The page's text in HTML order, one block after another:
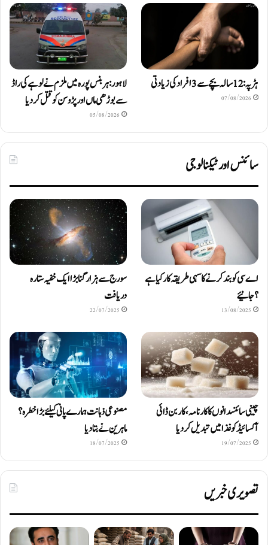
ہڑپہ: 12 سالہ بچے سے 3 افراد کی زیادتی
07/08/2026
لاہور: ہربنس پورہ میں ملزم نے لوہے کی راڈ
سے بوڑھی ماں اور پڑوسن کو قتل کر دیا
05/08/2026
سائنس اور ٹیکنالوجی
اے سی کو بند کرنے کا سہی طریقہ کار کیا ہے
؟ جانیئے
13/08/2025
سورج سے ہزار گنا بڑا ایک خفیہ ستارہ
دریافت
22/07/2025
چینی سائنسدانوں کا کارنامہ، کاربن ڈائی
آکسائیڈ کو غذا میں تبدیل کردیا
19/07/2025
مصنوعی ذہانت ہمارے پانی کیلئے بڑا خطرہ؟
ماہرین نے بتا دیا
18/07/2025
تصویری خبریں